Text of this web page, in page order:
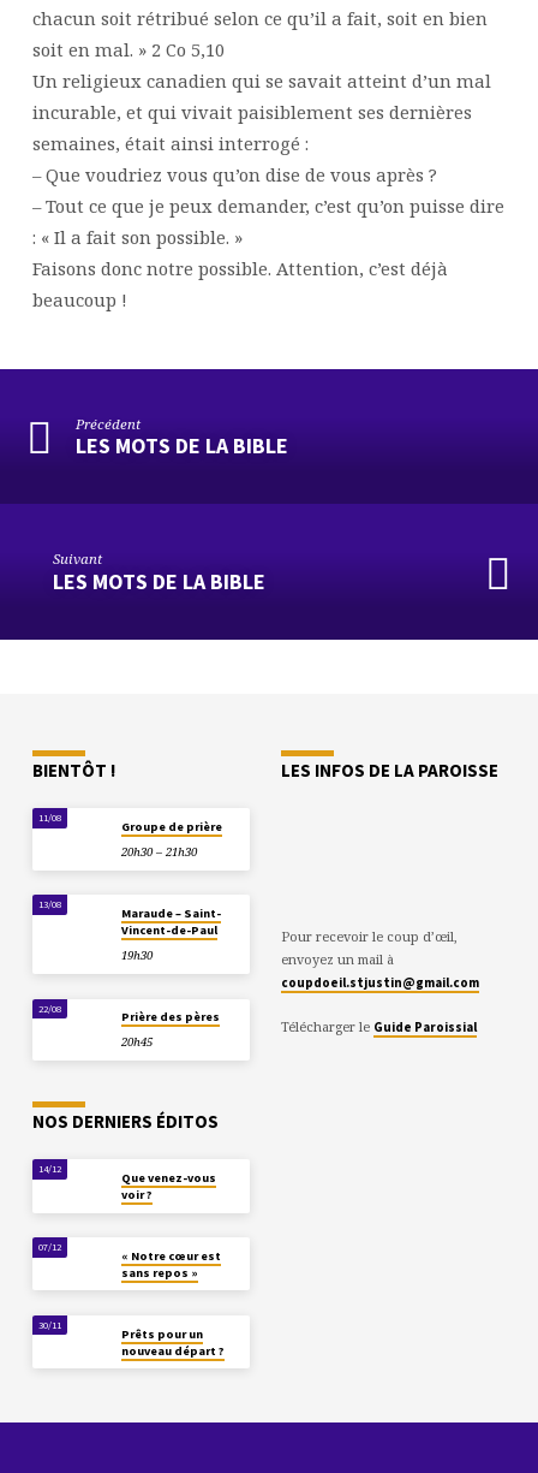
chacun soit rétribué selon ce qu’il a fait, soit en bien
soit en mal. » 2 Co 5,10
Un religieux canadien qui se savait atteint d’un mal
incurable, et qui vivait paisiblement ses dernières
semaines, était ainsi interrogé :
– Que voudriez vous qu’on dise de vous après ?
– Tout ce que je peux demander, c’est qu’on puisse dire
: « Il a fait son possible. »
Faisons donc notre possible. Attention, c’est déjà
beaucoup !
Précédent
LES MOTS DE LA BIBLE
Suivant
LES MOTS DE LA BIBLE
BIENTÔT !
11/08
Groupe de prière
20h30 – 21h30
13/08
Maraude – Saint-
Vincent-de-Paul
19h30
22/08
Prière des pères
20h45
LES INFOS DE LA PAROISSE
Pour recevoir le coup d’œil,
envoyez un mail à
coupdoeil.stjustin@gmail.com
Télécharger le Guide Paroissial
NOS DERNIERS ÉDITOS
14/12
Que venez-vous
voir ?
07/12
« Notre cœur est
sans repos »
30/11
Prêts pour un
nouveau départ ?